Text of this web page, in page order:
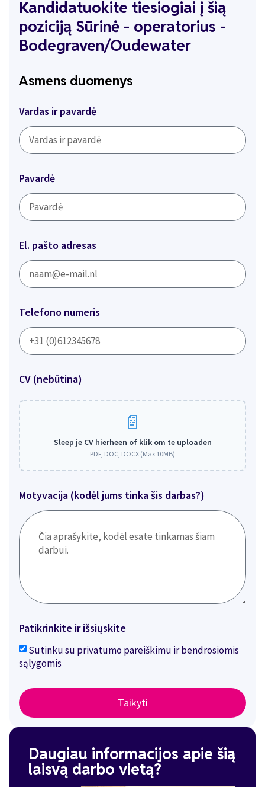
Kandidatuokite tiesiogiai į šią
poziciją Sūrinė - operatorius -
Bodegraven/Oudewater
Asmens duomenys
Vardas ir pavardė
Pavardė
El. pašto adresas
Telefono numeris
CV (nebūtina)
Sleep je CV hierheen of klik om te uploaden
PDF, DOC, DOCX (Max 10MB)
Motyvacija (kodėl jums tinka šis darbas?)
Patikrinkite ir išsiųskite
Sutinku su privatumo pareiškimu ir bendrosiomis
sąlygomis
Taikyti
Daugiau informacijos apie šią
laisvą darbo vietą?